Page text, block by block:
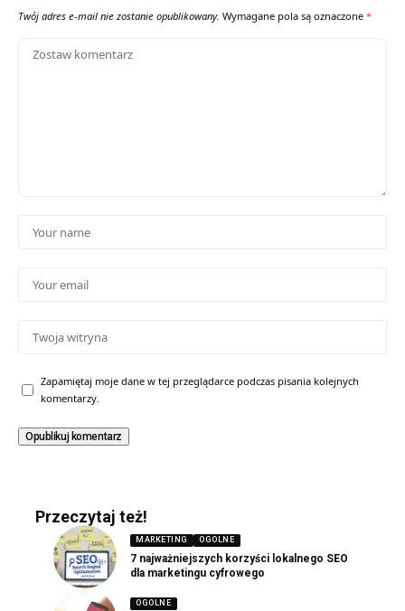
Twój adres e-mail nie zostanie opublikowany. Wymagane pola są oznaczone *
Zapamiętaj moje dane w tej przeglądarce podczas pisania kolejnych
komentarzy.
Przeczytaj też!
MARKETING OGOLNE
7 najważniejszych korzyści lokalnego SEO
dla marketingu cyfrowego
OGOLNE